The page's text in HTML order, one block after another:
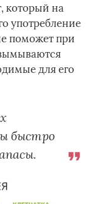
который на
употребление
поможет при
для его
быстро